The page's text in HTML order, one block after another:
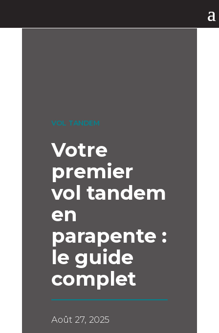
VOL TANDEM
Votre
premier
vol tandem
en
parapente :
le guide
complet
Août 27, 2025